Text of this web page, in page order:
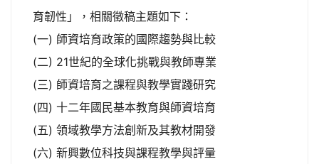
育韌性」，相關徵稿主題如下：
(一) 師資培育政策的國際趨勢與比較
(二) 21世紀的全球化挑戰與教師專業
(三) 師資培育之課程與教學實踐研究
(四) 十二年國民基本教育與師資培育
(五) 領域教學方法創新及其教材開發
(六) 新興數位科技與課程教學與評量